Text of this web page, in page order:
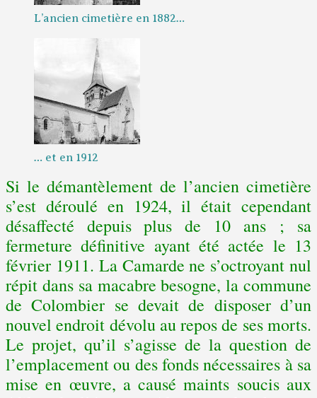
L’ancien cimetière en 1882…
… et en 1912
Si le démantèlement de l’ancien cimetière
s’est déroulé en 1924, il était cependant
désaffecté depuis plus de 10 ans ; sa
fermeture définitive ayant été actée le 13
février 1911. La Camarde ne s’octroyant nul
répit dans sa macabre besogne, la commune
de Colombier se devait de disposer d’un
nouvel endroit dévolu au repos de ses morts.
Le projet, qu’il s’agisse de la question de
l’emplacement ou des fonds nécessaires à sa
mise en œuvre, a causé maints soucis aux